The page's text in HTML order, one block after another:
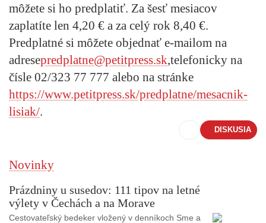
môžete si ho predplatiť. Za šesť mesiacov
zaplatíte len 4,20 € a za celý rok 8,40 €.
Predplatné si môžete objednať e-mailom na
adresepredplatne@petitpress.sk,telefonicky na
čísle 02/323 77 777 alebo na stránke
https://www.petitpress.sk/predplatne/mesacnik-
lisiak/.
DISKUSIA
Novinky
Prázdniny u susedov: 111 tipov na letné
výlety v Čechách a na Morave
Cestovateľský bedeker vložený v denníkoch Sme a